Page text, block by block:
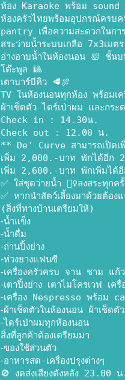
ห้อง Karaoke พร้อม sound
ห้องครัวไทยพร้อมอุปกรณ์ครบค
pantry เพื่อความสะดวกในกา
สระว่ายน้ำระบบเกลือ 7x3เม
อ่างอาบน้ำในห้องนอน 🛀 ชั้น
โต๊ะพูล 🎱
เตาบาร์บีคิว 🥩🍖
TV ในห้องนอนทุกห้อง พร้อมเค
ผ้าเช็ดตัว ไดร์เป่าผม และกร
Check in : 14.30น.
Check out : 12.00 น.
** De' Curve สามารถเปิดเ
เพิ่ม 2,000.-บาท พักได้อีก
เพิ่ม 2,600.-บาท พักเพิ่มไ
✅ ใส่ชุดว่ายน้ำ 🏊‍♀️ลงสระทุกครั้
✅ หากนำสัตว์เลี้ยงมาด้วยต้องแ
(สิ่งที่ทางบ้านเตรียมให้)
⁃น้ำแข็ง
⁃น้ำดื่ม
⁃ถ่านปิ้งย่าง
⁃ห่วงยางแฟนซี
⁃เครื่องครัวครบ จาน ชาม แก้
⁃เตาปิ้งย่าง เตาไมโครเวฟ เค
⁃เครื่อง Nespresso พร้อม
⁃ผ้าเช็ดตัวในห้องนอน ผ้าเช็ดตั
⁃ไดร์เป่าผมทุกห้องนอน
สิ่งที่ลูกค้าต้องเตรียมมา
⁃ของใช้ส่วนตัว
⁃อาหารสด-เครื่องปรุงต่างๆ
🚫 งดส่งเสียงดังหลัง 23.00